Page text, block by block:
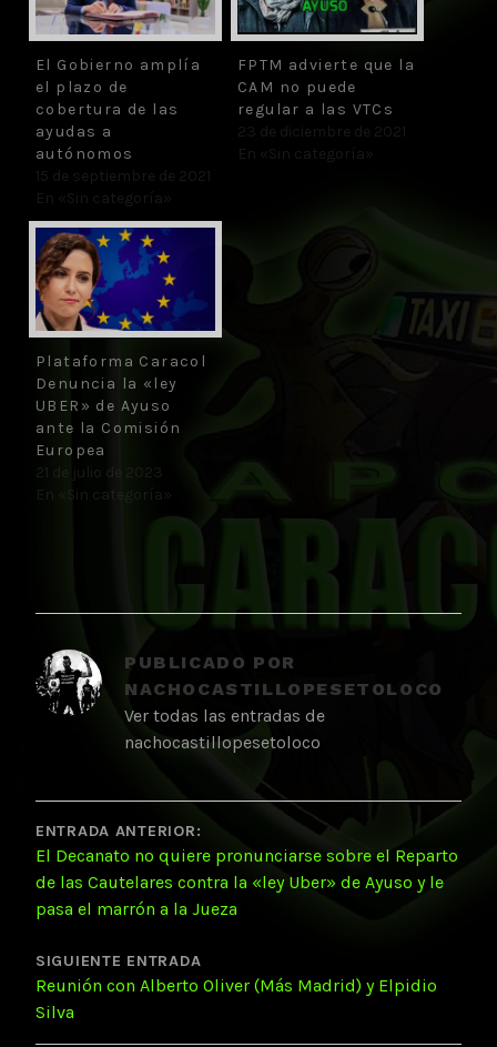
El Gobierno amplía
el plazo de
cobertura de las
ayudas a
autónomos
15 de septiembre de 2021
En «Sin categoría»
FPTM advierte que la
CAM no puede
regular a las VTCs
23 de diciembre de 2021
En «Sin categoría»
Plataforma Caracol
Denuncia la «ley
UBER» de Ayuso
ante la Comisión
Europea
21 de julio de 2023
En «Sin categoría»
PUBLICADO POR
NACHOCASTILLOPESETOLOCO
Ver todas las entradas de
nachocastillopesetoloco
NAVEGACIÓN
DE
ENTRADAS
ENTRADA ANTERIOR:
El Decanato no quiere pronunciarse sobre el Reparto
de las Cautelares contra la «ley Uber» de Ayuso y le
pasa el marrón a la Jueza
SIGUIENTE ENTRADA
Reunión con Alberto Oliver (Más Madrid) y Elpidio
Silva